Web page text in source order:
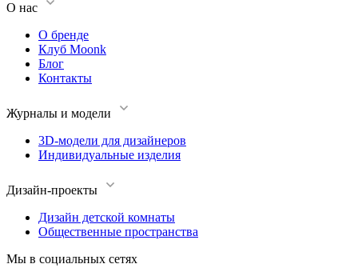
О нас
О бренде
Клуб Moonk
Блог
Контакты
Журналы и модели
3D-модели для дизайнеров
Индивидуальные изделия
Дизайн-проекты
Дизайн детской комнаты
Общественные пространства
Мы в социальных сетях